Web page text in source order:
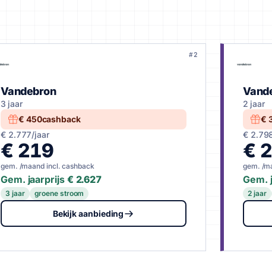
#2
Vandebron
3 jaar
€ 450cashback
€ 2.777/jaar
€ 219
gem. /maand incl. cashback
Gem. jaarprijs € 2.627
3 jaar groene stroom
Bekijk aanbieding
2 jaar
€
€
€
gem. /
Gem.
2 jaar